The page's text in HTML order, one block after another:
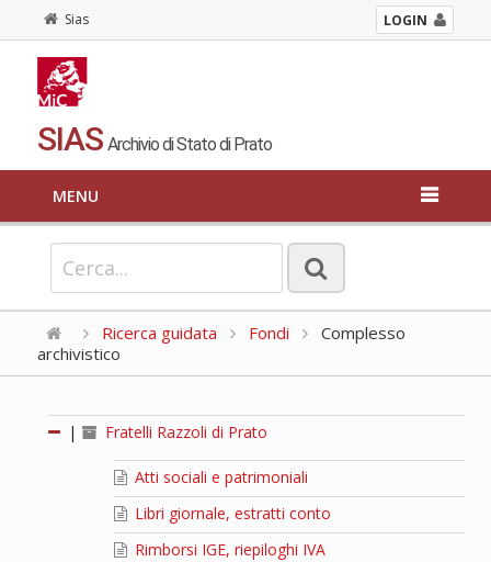
Sias LOGIN
SIAS Archivio di Stato di Prato
MENU
Ricerca guidata Fondi
Complesso
archivistico
| Fratelli Razzoli di Prato
Atti sociali e patrimoniali
Libri giornale, estratti conto
Rimborsi IGE, riepiloghi IVA